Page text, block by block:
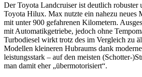
Der Toyota Landcruiser ist deutlich robuster
Toyota Hilux. Max nutzte ein nahezu neues
mit unter 900 gefahrenen Kilometern.
mit Automatikgetriebe, jedoch ohne
Turbodiesel wirkt trotz des im Vergleich zu
Modellen kleineren Hubraums dank
leistungsstark – auf den meisten (Schotter-
man damit eher „übermotorisiert“.